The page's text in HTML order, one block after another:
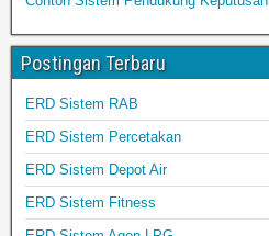
Postingan Terbaru
ERD Sistem RAB
ERD Sistem Percetakan
ERD Sistem Depot Air
ERD Sistem Fitness